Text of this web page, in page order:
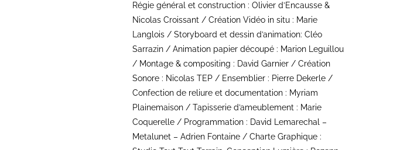
Régie général et construction : Olivier d’Encausse &
Nicolas Croissant / Création Vidéo in situ : Marie
Langlois / Storyboard et dessin d’animation: Cléo
Sarrazin / Animation papier découpé : Marion Leguillou
/ Montage & compositing : David Garnier / Création
Sonore : Nicolas TEP / Ensemblier : Pierre Dekerle /
Confection de reliure et documentation : Myriam
Plainemaison / Tapisserie d’ameublement : Marie
Coquerelle / Programmation : David Lemarechal –
Metalunet – Adrien Fontaine / Charte Graphique :